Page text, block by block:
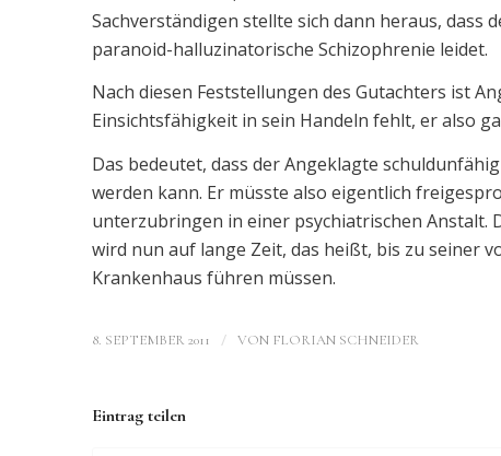
Sachverständigen stellte sich dann heraus,
paranoid-halluzinatorische Schizophrenie leidet.
Nach diesen Feststellungen des Gutachters ist
Einsichtsfähigkeit in sein Handeln fehlt, er also
Das bedeutet, dass der Angeklagte
werden kann. Er müsste also eigentlich
unterzubringen in einer psychiatrischen Anstalt.
wird nun auf lange Zeit, das heißt, bis zu seiner
Krankenhaus führen müssen.
8. SEPTEMBER 2011 / VON FLORIAN SCHNEIDER
Eintrag teilen